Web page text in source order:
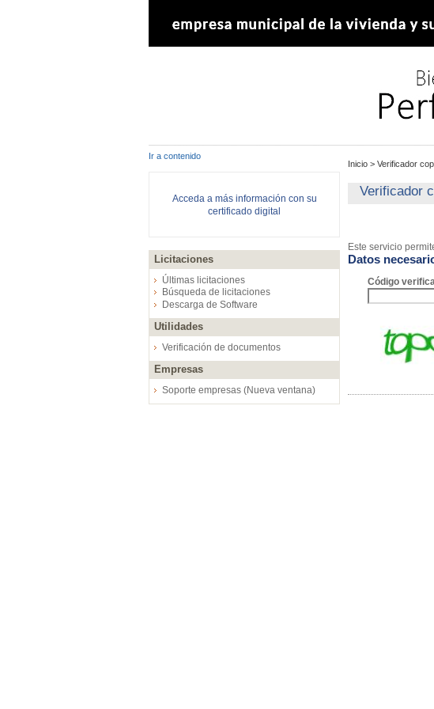
Ir a contenido
Acceda a más información con su
certificado digital
Licitaciones
Últimas licitaciones
Búsqueda de licitaciones
Descarga de Software
Utilidades
Verificación de documentos
Empresas
Soporte empresas (Nueva ventana)
Inicio > Verificador
Verificador
Este servicio
Datos
Código